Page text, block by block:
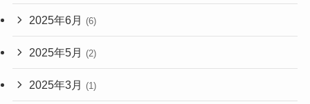
2025年6月 (6)
2025年5月 (2)
2025年3月 (1)